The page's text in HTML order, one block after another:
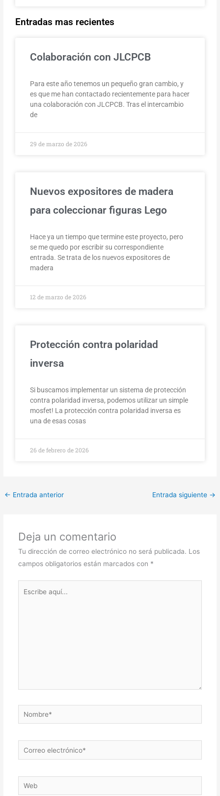
Entradas mas recientes
Colaboración con JLCPCB
Para este año tenemos un pequeño gran cambio, y
es que me han contactado recientemente para hacer
una colaboración con JLCPCB. Tras el intercambio
de
29 de marzo de 2026
Nuevos expositores de madera
para coleccionar figuras Lego
Hace ya un tiempo que termine este proyecto, pero
se me quedo por escribir su correspondiente
entrada. Se trata de los nuevos expositores de
madera
12 de marzo de 2026
Protección contra polaridad
inversa
Si buscamos implementar un sistema de protección
contra polaridad inversa, podemos utilizar un simple
mosfet! La protección contra polaridad inversa es
una de esas cosas
26 de febrero de 2026
← Entrada anterior Entrada siguiente →
Deja un comentario
Tu dirección de correo electrónico no será publicada. Los
campos obligatorios están marcados con *
Nombre*
Correo
electrónico*
Web